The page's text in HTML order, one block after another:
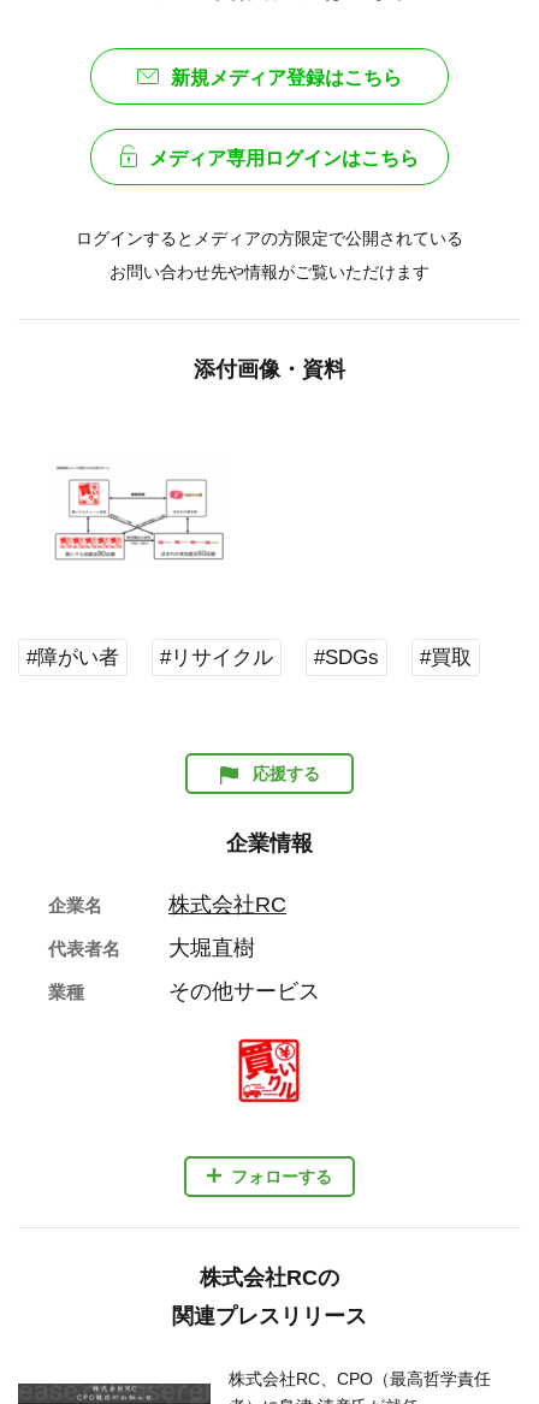
新規メディア登録はこちら
メディア専用ログインはこちら
ログインするとメディアの方限定で公開されている
お問い合わせ先や情報がご覧いただけます
添付画像・資料
#障がい者 #リサイクル #SDGs #買取
応援する
企業情報
フォローする
企業名 株式会社RC
代表者名 大堀直樹
業種 その他サービス
株式会社RCの
関連プレスリリース
株式会社RC、CPO（最高哲学責任